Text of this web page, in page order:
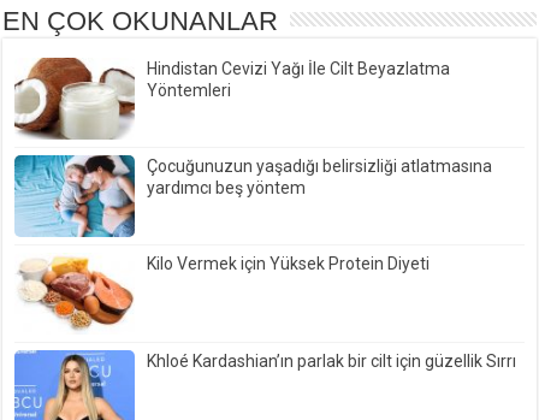
EN ÇOK OKUNANLAR
Hindistan Cevizi Yağı İle Cilt Beyazlatma
Yöntemleri
Çocuğunuzun yaşadığı belirsizliği atlatmasına
yardımcı beş yöntem
Kilo Vermek için Yüksek Protein Diyeti
Khloé Kardashian’ın parlak bir cilt için güzellik Sırrı